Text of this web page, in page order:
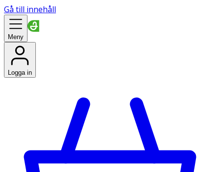
Gå till innehåll
Meny
Logga in